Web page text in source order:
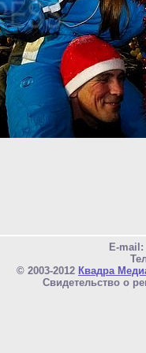
E-mail:
© 2003-2012 Квадра
Свидетельство о